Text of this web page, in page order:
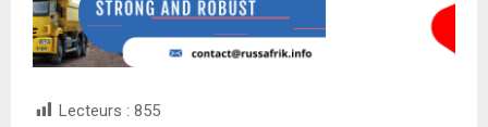
Lecteurs : 855